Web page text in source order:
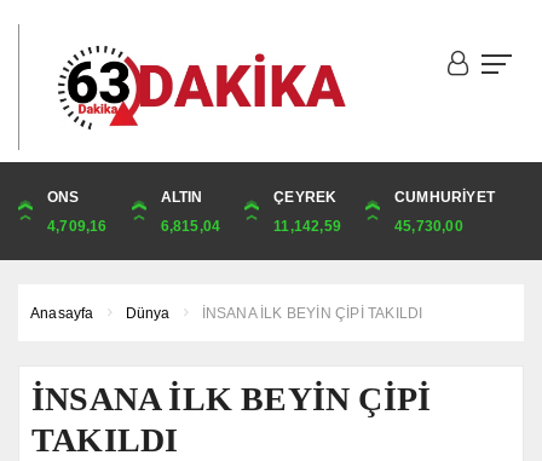
DOLAR
44,9817
EURO
52,7583
ALTIN
6,815,04
BIST
1.841,78
ONS
4,709,16
ALTIN
6,815,04
ÇEYREK
11,142,59
CUMHURİYET
45,730,00
Anasayfa Dünya İNSANA İLK BEYİN ÇİPİ TAKILDI
İNSANA İLK BEYİN ÇİPİ
TAKILDI